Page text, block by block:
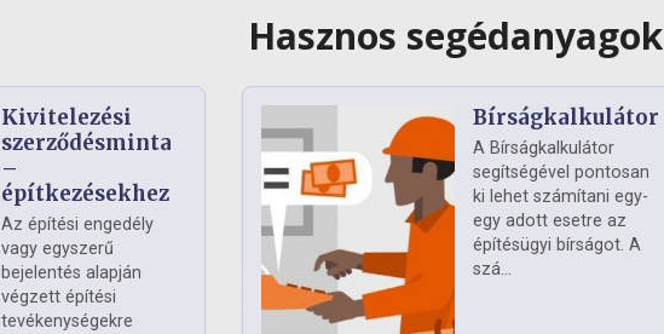
Hasznos segédanyagok
Kivitelezési
szerződésminta
–
építkezésekhez
Az építési engedély
vagy egyszerű
bejelentés alapján
végzett építési
tevékenységekre
Bírságkalkulátor
A Bírságkalkulátor
segítségével pontosan
ki lehet számítani egy-
egy adott esetre az
építésügyi bírságot. A
szá...